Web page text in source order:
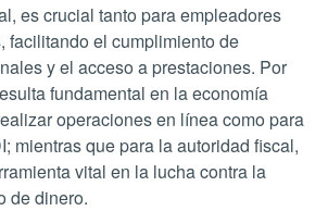
es crucial tanto para empleadores
facilitando el cumplimiento de
y el acceso a prestaciones. Por
fundamental en la economía
operaciones en línea como para
mientras que para la autoridad fiscal,
vital en la lucha contra la
de dinero.